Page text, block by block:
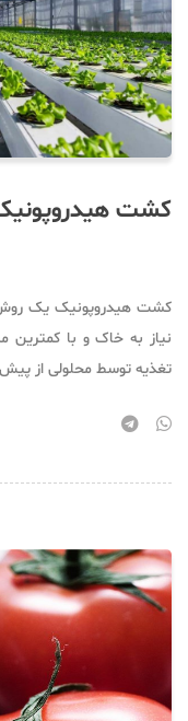
کشت
کشت هیدروپونیک یک روش
نیاز به خاک و با
تغذیه توسط محلولی از